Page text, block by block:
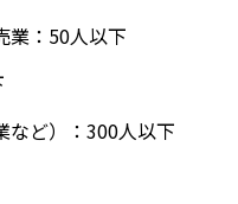
業：50人以下
など）：300人以下